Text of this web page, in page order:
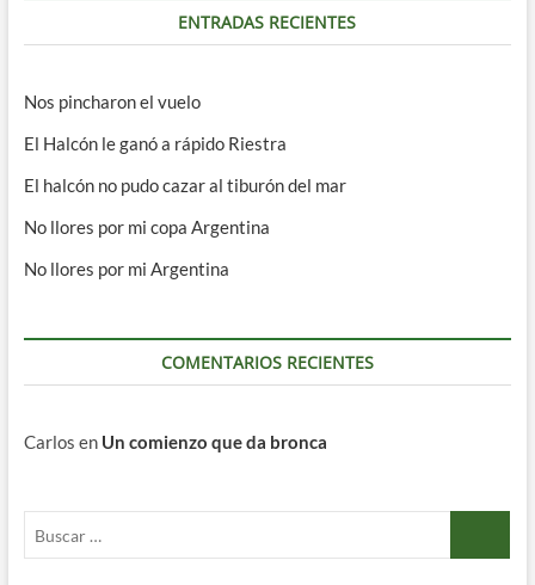
ENTRADAS RECIENTES
Nos pincharon el vuelo
El Halcón le ganó a rápido Riestra
El halcón no pudo cazar al tiburón del mar
No llores por mi copa Argentina
No llores por mi Argentina
COMENTARIOS RECIENTES
Carlos en Un comienzo que da bronca